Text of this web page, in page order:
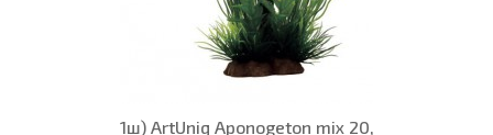
1ш) ArtUniq Aponogeton mix 20,